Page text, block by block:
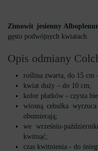
Zimowit jesienny
gęsto podwójnych kwiatach.
Opis odmiany
roślina zwarta, do 15 cm
kwiat duży – do 10 cm;
kolor płatków - czysta
wiosną cebulka
obumierają;
we wrześniu-
kwitnąć;
czas kwitnienia - do